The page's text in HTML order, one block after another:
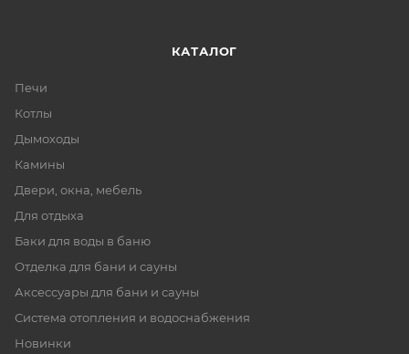
КАТАЛОГ
Печи
Котлы
Дымоходы
Камины
Двери, окна, мебель
Для отдыха
Баки для воды в баню
Отделка для бани и сауны
Аксессуары для бани и сауны
Система отопления и водоснабжения
Новинки